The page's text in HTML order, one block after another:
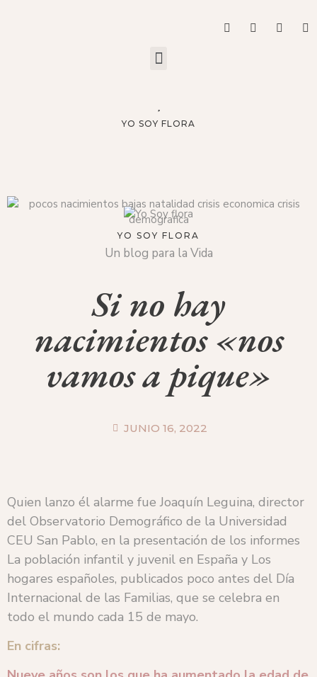
YO SOY FLORA
YO SOY FLORA
Un blog para la Vida
Si no hay
nacimientos «nos
vamos a pique»
JUNIO 16, 2022
Quien lanzo él alarme fue Joaquín Leguina, director
del Observatorio Demográfico de la Universidad
CEU San Pablo, en la presentación de los informes
La población infantil y juvenil en España y Los
hogares españoles, publicados poco antes del Día
Internacional de las Familias, que se celebra en
todo el mundo cada 15 de mayo.
En cifras: